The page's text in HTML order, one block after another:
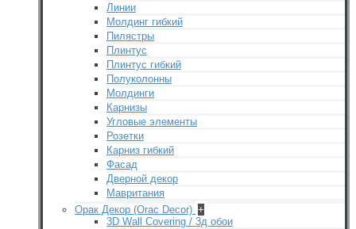
Линии
Молдинг гибкий
Пилястры
Плинтус
Плинтус гибкий
Полуколонны
Молдинги
Карнизы
Угловые элементы
Розетки
Карниз гибкий
Фасад
Дверной декор
Мавритания
Орак Декор (Orac Decor) +
3D Wall Covering / 3д обои